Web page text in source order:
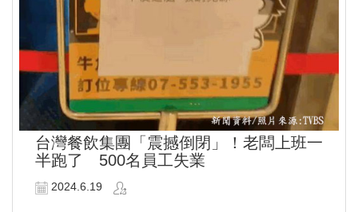
台灣餐飲集團「震撼倒閉」！老闆上班一
半跑了 500名員工失業
2024.6.19